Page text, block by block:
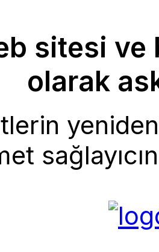
sitesi ve
olarak